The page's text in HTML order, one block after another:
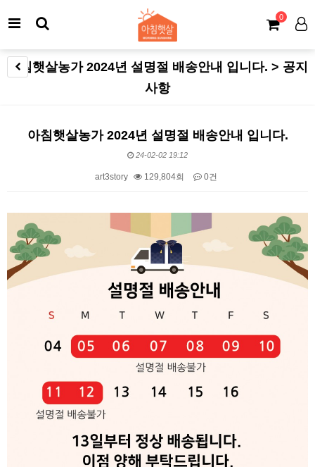
0
아침햇살농가 2024년 설명절 배송안내 입니다. > 공지
사항
아침햇살농가 2024년 설명절 배송안내 입니다.
24-02-02 19:12
art3story 129,804회 0건
본문